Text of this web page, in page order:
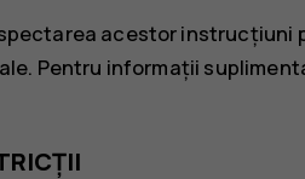
acestor instrucțiuni
Pentru informații